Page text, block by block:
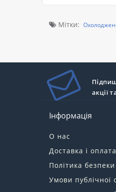
Мітки:
акції
Інформація
О нас
Доставка і оплата
Політика безпеки
Умови публічної